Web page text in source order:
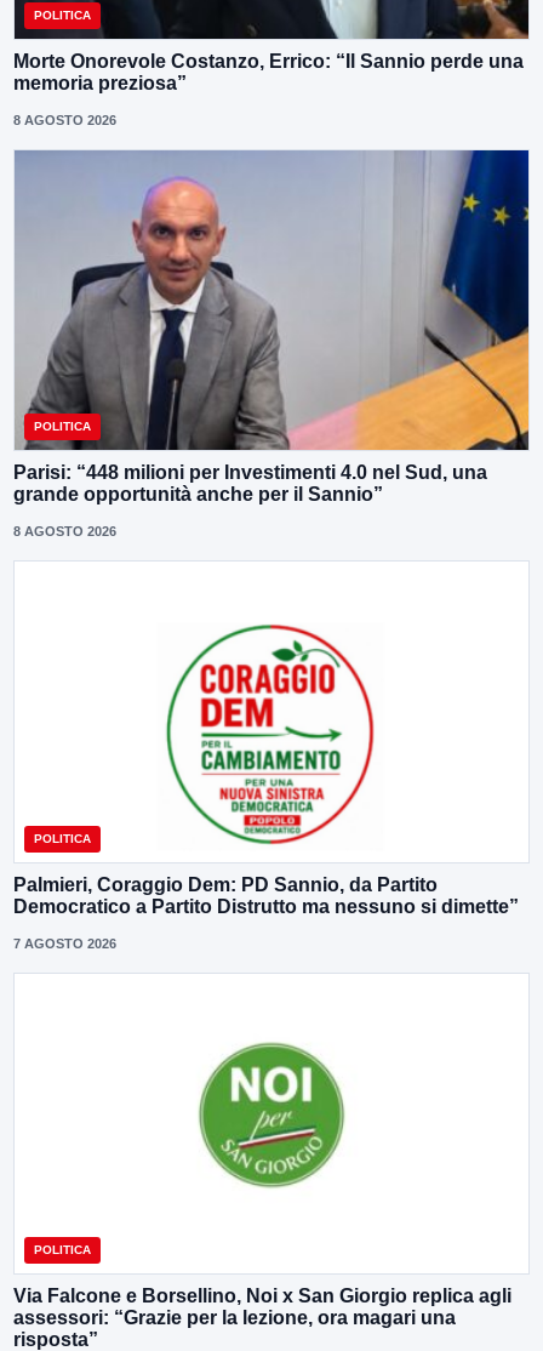
POLITICA
Morte Onorevole Costanzo, Errico: “Il Sannio perde una
memoria preziosa”
8 AGOSTO 2026
POLITICA
Parisi: “448 milioni per Investimenti 4.0 nel Sud, una
grande opportunità anche per il Sannio”
8 AGOSTO 2026
POLITICA
Palmieri, Coraggio Dem: PD Sannio, da Partito
Democratico a Partito Distrutto ma nessuno si dimette”
7 AGOSTO 2026
POLITICA
Via Falcone e Borsellino, Noi x San Giorgio replica agli
assessori: “Grazie per la lezione, ora magari una
risposta”